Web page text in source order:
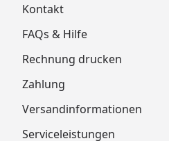
Kontakt
FAQs & Hilfe
Rechnung drucken
Zahlung
Versandinformationen
Serviceleistungen